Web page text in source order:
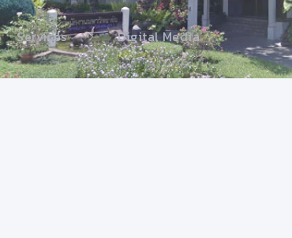
Services Digital Media